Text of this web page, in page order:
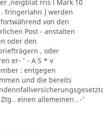
,neigblat rris l Mark 10
fringerlahn ) werden
von den
Post - anstalten
oder den
, oder
er- ' - A S * v
: entgegen
und die bereits
. einen allemeinen . -'